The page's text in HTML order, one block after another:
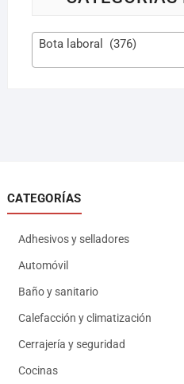
Bota laboral (376)
CATEGORÍAS
Adhesivos y selladores
Automóvil
Baño y sanitario
Calefacción y climatización
Cerrajería y seguridad
Cocinas